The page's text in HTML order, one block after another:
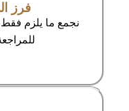
فرز
نجمع ما يلزم